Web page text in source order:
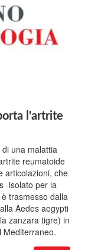
l'artrite
una malattia
reumatoide
articolazioni, che
-isolato per la
trasmesso dalla
Aedes aegypti
zanzara tigre) in
Mediterraneo.